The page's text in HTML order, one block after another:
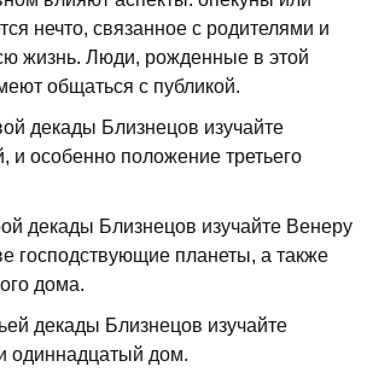
нечто, связанное с родителями и
жизнь. Люди, рожденные в этой
общаться с публикой.
декады Близнецов изучайте
и особенно положение третьего
декады Близнецов изучайте Венеру
господствующие планеты, а также
дома.
декады Близнецов изучайте
одиннадцатый дом.